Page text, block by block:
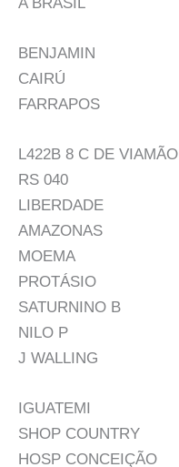
BENJAMIN
CAIRÚ
FARRAPOS
L422B 8 C DE VIAMÃO
RS 040
LIBERDADE
AMAZONAS
MOEMA
PROTÁSIO
SATURNINO B
NILO P
J WALLING
IGUATEMI
SHOP COUNTRY
HOSP CONCEIÇÃO